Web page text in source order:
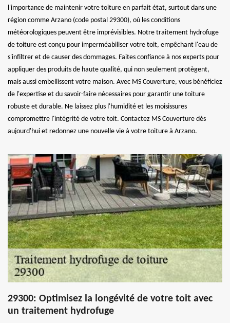
l'importance de maintenir votre toiture en parfait état, surtout dans une
région comme Arzano (code postal 29300), où les conditions
météorologiques peuvent être imprévisibles. Notre traitement hydrofuge
de toiture est conçu pour imperméabiliser votre toit, empêchant l'eau de
s'infiltrer et de causer des dommages. Faites confiance à nos experts pour
appliquer des produits de haute qualité, qui non seulement protègent,
mais aussi embellissent votre maison. Avec MS Couverture, vous bénéficiez
de l'expertise et du savoir-faire nécessaires pour garantir une toiture
robuste et durable. Ne laissez plus l'humidité et les moisissures
compromettre l'intégrité de votre toit. Contactez MS Couverture dès
aujourd'hui et redonnez une nouvelle vie à votre toiture à Arzano.
29300: Optimisez la longévité de votre toit avec
un traitement hydrofuge